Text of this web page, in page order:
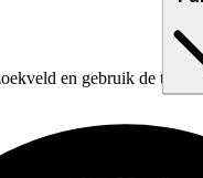
en gebruik de